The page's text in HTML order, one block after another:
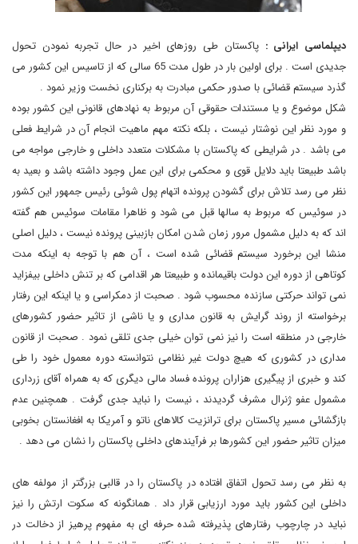
دیپلماسی ایرانی :پاکستان طی روزهای اخیر در حال تجربه نمودن تحول
جدیدی است . برای اولین بار در طول مدت 65 سالی که از تاسیس این کشور می
گذرد سیستم قضائی با صدور حکمی مبادرت به برکناری نخست وزیر نمود .
شکل موضوع و یا مستندات حقوقی آن مربوط به نهادهای قانونی این کشور بوده
و مورد نظر این نوشتار نیست ، بلکه نکته مهم ماهیت انجام آن در شرایط فعلی
می باشد . در شرایطی که پاکستان با مشکلات متعدد داخلی و خارجی مواجه می
باشد طبیعتا باید دلایل قوی و محکمی برای این عمل وجود داشته باشد و بعید به
نظر می رسد تلاش برای گشودن پرونده اتهام پول شوئی رئیس جمهور این کشور
در سوئیس که مربوط به سالها قبل می شود و ظاهرا مقامات سوئیس هم گفته
اند که به دلیل مشمول مرور زمان شدن امکان بازبینی پرونده نیست ، دلیل اصلی
منشا این برخورد سیستم قضائی شده است ، آن هم با توجه به اینکه مدت
کوتاهی از دوره این دولت باقیمانده و طبیعتا هر اقدامی که بر تنش داخلی بیفزاید
نمی تواند حرکتی سازنده محسوب شود . صحبت از دمکراسی و یا اینکه این رفتار
برخواسته از روند گرایش به قانون مداری و یا ناشی از تاثیر حضور کشورهای
خارجی در منطقه است را نیز نمی توان خیلی جدی تلقی نمود . صحبت از قانون
مداری در کشوری که هیچ دولت غیر نظامی نتوانسته دوره معمول خود را طی
کند و خبری از پیگیری هزاران پرونده فساد مالی دیگری که به همراه آقای زرداری
مشمول عفو ژنرال مشرف گردیدند ، نیست را نباید جدی گرفت . همچنین عدم
بازگشائی مسیر پاکستان برای ترانزیت کالاهای ناتو و آمریکا به افغانستان بخوبی
میزان تاثیر حضور این کشورها بر فرآیندهای داخلی پاکستان را نشان می دهد .
به نظر می رسد تحول اتفاق افتاده در پاکستان را در قالبی بزرگتر از مولفه های
داخلی این کشور باید مورد ارزیابی قرار داد . همانگونه که سکوت ارتش را نیز
نباید در چارچوب رفتارهای پذیرفته شده حرفه ای به مفهوم پرهیز از دخالت در